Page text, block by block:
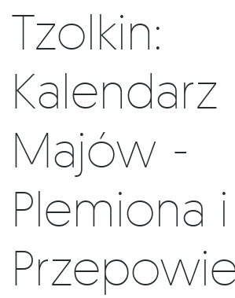
Tzolkin:
Kalendarz
Majów -
Plemiona i